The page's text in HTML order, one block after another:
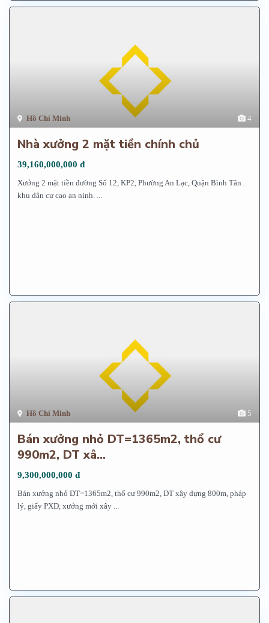
4
Hồ Chí Minh
Nhà xưởng 2 mặt tiền chính chủ
39,160,000,000 đ
Xưởng 2 mặt tiền đường Số 12, KP2, Phường An Lạc, Quận Bình Tân .
khu dân cư cao an ninh. ...
5
Hồ Chí Minh
Bán xưởng nhỏ DT=1365m2, thổ cư
990m2, DT xâ...
9,300,000,000 đ
Bán xưởng nhỏ DT=1365m2, thổ cư 990m2, DT xây dựng 800m, pháp
lý, giấy PXD, xưởng mới xây ...